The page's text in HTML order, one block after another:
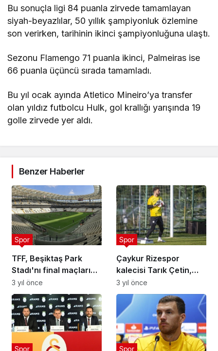
Bu sonuçla ligi 84 puanla zirvede tamamlayan
siyah-beyazlılar, 50 yıllık şampiyonluk özlemine
son verirken, tarihinin ikinci şampiyonluğuna ulaştı.
Sezonu Flamengo 71 puanla ikinci, Palmeiras ise
66 puanla üçüncü sırada tamamladı.
Bu yıl ocak ayında Atletico Mineiro’ya transfer
olan yıldız futbolcu Hulk, gol krallığı yarışında 19
golle zirvede yer aldı.
Benzer Haberler
TFF, Beşiktaş Park
Stadı'nı final maçları
için UEFA'ya bildirecek
Spor
3 yıl önce
Çaykur Rizespor
kalecisi Tarık Çetin,
Süper Lig'de de
kendine güveniyor
Spor
3 yıl önce
Spor Spor